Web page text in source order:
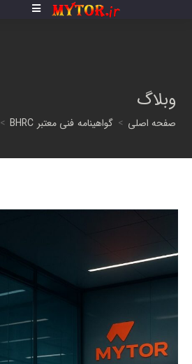
وبلاگ
صفحه اصلی > گواهینامه فنی معتبر BHRC >